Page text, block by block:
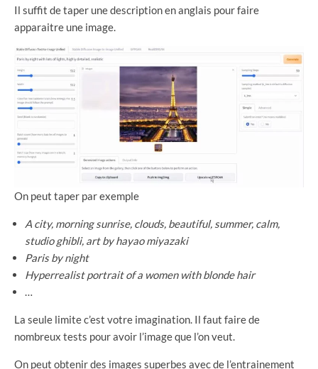
Il suffit de taper une description en anglais pour faire
apparaitre une image.
On peut taper par exemple
A city, morning sunrise, clouds, beautiful, summer, calm,
studio ghibli, art by hayao miyazaki
Paris by night
Hyperrealist portrait of a women with blonde hair
…
La seule limite c’est votre imagination. Il faut faire de
nombreux tests pour avoir l’image que l’on veut.
On peut obtenir des images superbes avec de l’entrainement